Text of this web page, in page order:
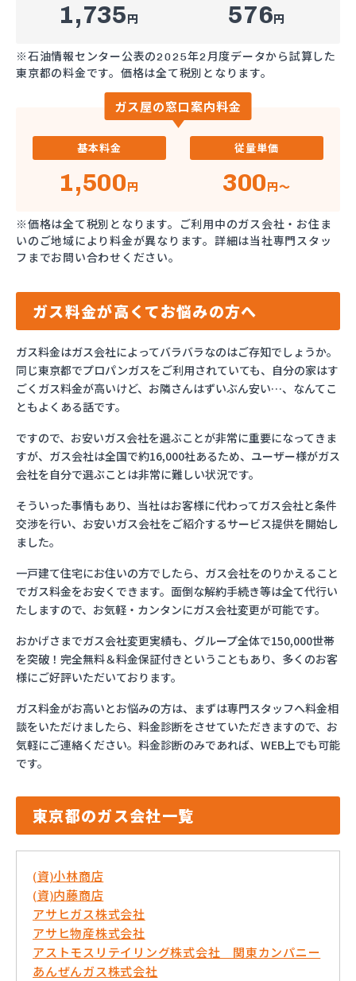
1,735円 576円
※石油情報センター公表の2025年2月度データから試算した
東京都の料金です。価格は全て税別となります。
ガス屋の窓口案内料金
基本料金
1,500円
従量単価
300円～
※価格は全て税別となります。ご利用中のガス会社・お住ま
いのご地域により料金が異なります。詳細は当社専門スタッ
フまでお問い合わせください。
ガス料金が高くてお悩みの方へ
ガス料金はガス会社によってバラバラなのはご存知でしょうか。
同じ東京都でプロパンガスをご利用されていても、自分の家はす
ごくガス料金が高いけど、お隣さんはずいぶん安い…、なんてこ
ともよくある話です。
ですので、お安いガス会社を選ぶことが非常に重要になってきま
すが、ガス会社は全国で約16,000社あるため、ユーザー様がガス
会社を自分で選ぶことは非常に難しい状況です。
そういった事情もあり、当社はお客様に代わってガス会社と条件
交渉を行い、お安いガス会社をご紹介するサービス提供を開始し
ました。
一戸建て住宅にお住いの方でしたら、ガス会社をのりかえること
でガス料金をお安くできます。面倒な解約手続き等は全て代行い
たしますので、お気軽・カンタンにガス会社変更が可能です。
おかげさまでガス会社変更実績も、グループ全体で150,000世帯
を突破！完全無料＆料金保証付きということもあり、多くのお客
様にご好評いただいております。
ガス料金がお高いとお悩みの方は、まずは専門スタッフへ料金相
談をいただけましたら、料金診断をさせていただきますので、お
気軽にご連絡ください。料金診断のみであれば、WEB上でも可能
です。
東京都のガス会社一覧
(資)小林商店
(資)内藤商店
アサヒガス株式会社
アサヒ物産株式会社
アストモスリテイリング株式会社 関東カンパニー
あんぜんガス株式会社